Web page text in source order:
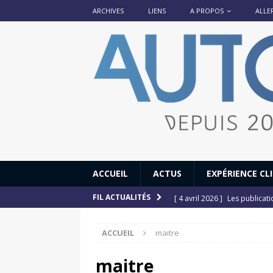
ARCHIVES LIENS A PROPOS
ACCUEIL ACTUS EXPÉRIENCE
FIL ACTUALITÉS [ 4 avril 2026 ] Les
[ 12 juillet 2025 ]
ACCUEIL maitre
maitre